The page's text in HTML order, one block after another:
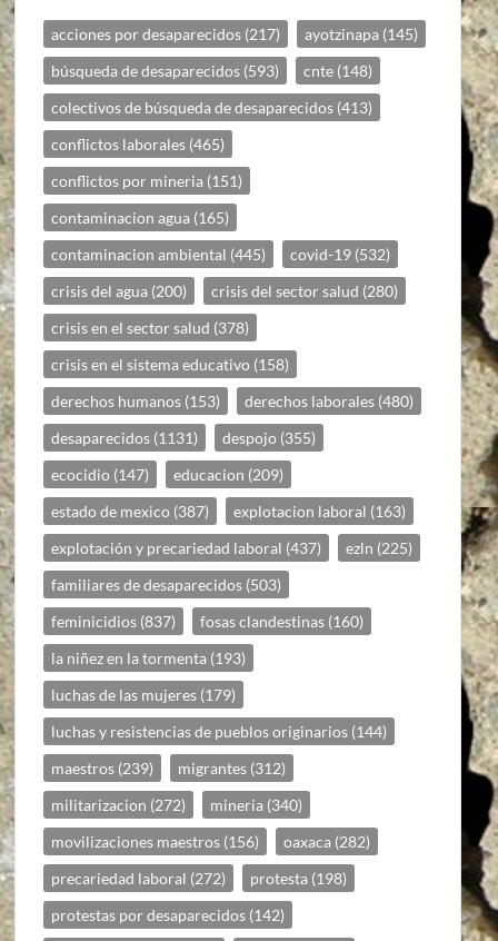
acciones por desaparecidos (217) ayotzinapa (145)
búsqueda de desaparecidos (593) cnte (148)
colectivos de búsqueda de desaparecidos (413)
conflictos laborales (465)
conflictos por mineria (151)
contaminacion agua (165)
contaminacion ambiental (445) covid-19 (532)
crisis del agua (200) crisis del sector salud (280)
crisis en el sector salud (378)
crisis en el sistema educativo (158)
derechos humanos (153) derechos laborales (480)
desaparecidos (1131) despojo (355)
ecocidio (147) educacion (209)
estado de mexico (387) explotacion laboral (163)
explotación y precariedad laboral (437) ezln (225)
familiares de desaparecidos (503)
feminicidios (837) fosas clandestinas (160)
la niñez en la tormenta (193)
luchas de las mujeres (179)
luchas y resistencias de pueblos originarios (144)
maestros (239) migrantes (312)
militarizacion (272) mineria (340)
movilizaciones maestros (156) oaxaca (282)
precariedad laboral (272) protesta (198)
protestas por desaparecidos (142)